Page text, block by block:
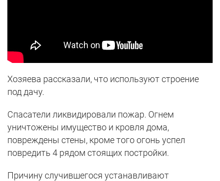
Хозяева рассказали, что используют строение
под дачу.
Спасатели ликвидировали пожар. Огнем
уничтожены имущество и кровля дома,
повреждены стены, кроме того огонь успел
повредить 4 рядом стоящих постройки.
Причину случившегося устанавливают